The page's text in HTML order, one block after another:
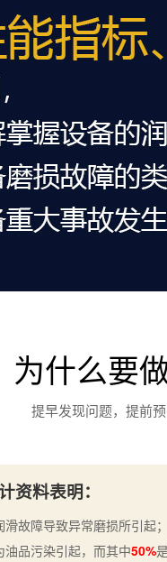
为什么要
提早发现问题，提前
资料表明：
故障导致异常磨损所引起；
油品污染引起，而其中50%